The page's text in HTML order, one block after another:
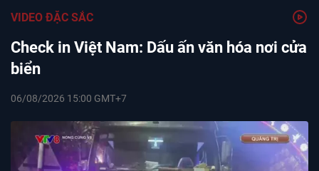
Check in Việt Nam: Dấu ấn văn hóa nơi cửa
biển
VIDEO ĐẶC SẮC
06/08/2026 15:00 GMT+7